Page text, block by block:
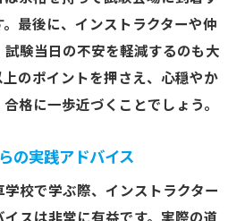
最後に、インストラクターや仲
試験当日の不安を軽減するのも大
のポイントを押さえ、心穏やか
格に一歩近づくことでしょう。
の実践アドバイス
校で学ぶ際、インストラクター